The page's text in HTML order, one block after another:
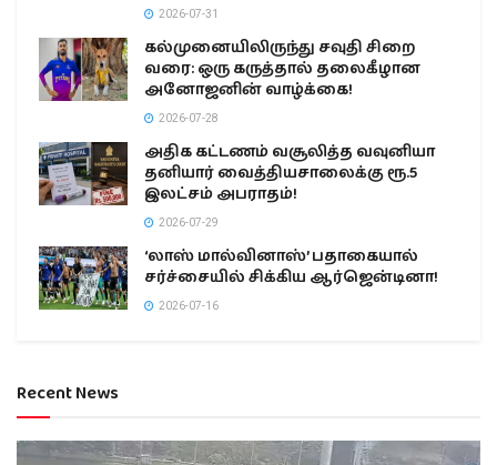
2026-07-31
கல்முனையிலிருந்து சவுதி சிறை
வரை: ஒரு கருத்தால் தலைகீழான
அனோஜனின் வாழ்க்கை!
2026-07-28
அதிக கட்டணம் வசூலித்த வவுனியா
தனியார் வைத்தியசாலைக்கு ரூ.5
இலட்சம் அபராதம்!
2026-07-29
‘லாஸ் மால்வினாஸ்’ பதாகையால்
சர்ச்சையில் சிக்கிய ஆர்ஜென்டினா!
2026-07-16
Recent News